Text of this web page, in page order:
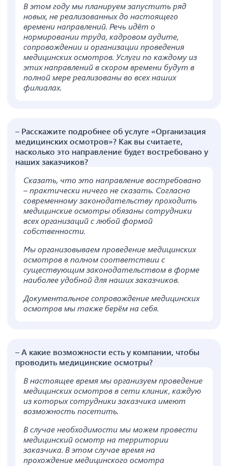
В этом году мы планируем запустить ряд
новых, не реализованных до настоящего
времени направлений. Речь идёт о
нормировании труда, кадровом аудите,
сопровождении и организации проведения
медицинских осмотров. Услуги по каждому из
этих направлений в скором времени будут в
полной мере реализованы во всех наших
филиалах.
– Расскажите подробнее об услуге «Организация
медицинских осмотров»? Как вы считаете,
насколько это направление будет востребовано у
наших заказчиков?
Сказать, что это направление востребовано
– практически ничего не сказать. Согласно
современному законодательству проходить
медицинские осмотры обязаны сотрудники
всех организаций с любой формой
собственности.
Мы организовываем проведение медицинских
осмотров в полном соответствии с
существующим законодательством в форме
наиболее удобной для наших заказчиков.
Документальное сопровождение медицинских
осмотров мы также берём на себя.
– А какие возможности есть у компании, чтобы
проводить медицинские осмотры?
В настоящее время мы организуем проведение
медицинских осмотров в сети клиник, каждую
из которых сотрудники заказчика имеют
возможность посетить.
В случае необходимости мы можем провести
медицинский осмотр на территории
заказчика. В этом случае время на
прохождение медицинского осмотра